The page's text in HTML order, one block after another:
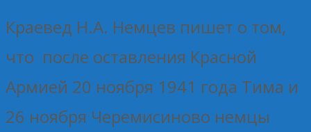
Краевед Н.А. Немцев пишет о том,
что после оставления Красной
Армией 20 ноября 1941 года Тима и
26 ноября Черемисиново немцы